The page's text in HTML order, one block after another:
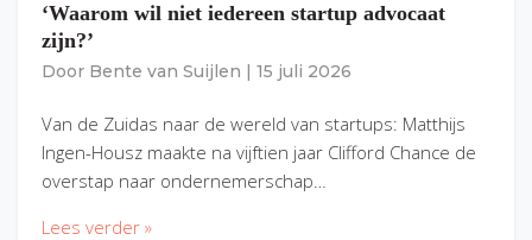
‘Waarom wil niet iedereen startup advocaat
zijn?’
Door Bente van Suijlen 15 juli 2026
Van de Zuidas naar de wereld van startups: Matthijs
Ingen-Housz maakte na vijftien jaar Clifford Chance de
overstap naar ondernemerschap…
Lees verder »